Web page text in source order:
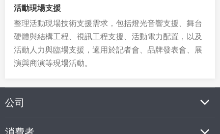
活動現場支援
整理活動現場技術支援需求，包括燈光音響支援、舞台
硬體與結構工程、視訊工程支援、活動電力配置，以及
活動人力與臨場支援，適用於記者會、品牌發表會、展
演與商演等現場活動。
公司